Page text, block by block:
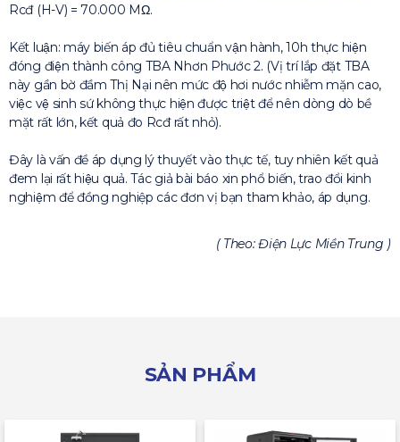
Rcđ (H-V) = 70.000 MΩ.
Kết luận: máy biến áp đủ tiêu chuẩn vận hành, 10h thực hiện
đóng điện thành công TBA Nhơn Phước 2. (Vị trí lắp đặt TBA
này gần bờ đầm Thị Nại nên mức độ hơi nước nhiễm mặn cao,
việc vệ sinh sứ không thực hiện được triệt để nên dòng dò bề
mặt rất lớn, kết quả đo Rcđ rất nhỏ).
Đây là vấn đề áp dụng lý thuyết vào thực tế, tuy nhiên kết quả
đem lại rất hiệu quả. Tác giả bài báo xin phổ biến, trao đổi kinh
nghiệm để đồng nghiệp các đơn vị bạn tham khảo, áp dụng.
( Theo: Điện Lực Miền Trung )
SẢN PHẨM